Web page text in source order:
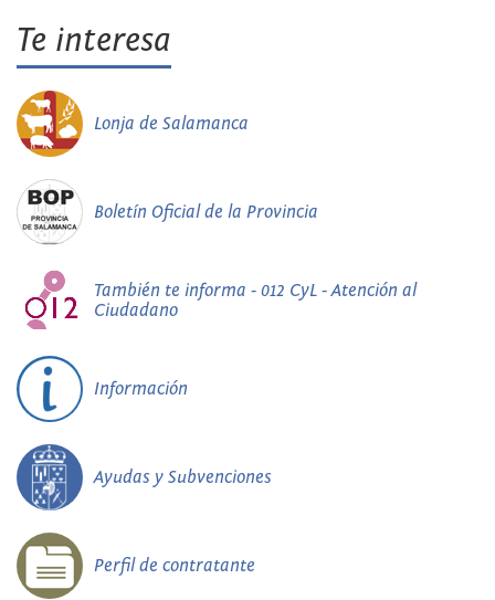
Te interesa
Lonja de Salamanca
Boletín Oficial de la Provincia
También te informa - 012 CyL - Atención al
Ciudadano
Información
Ayudas y Subvenciones
Perfil de contratante